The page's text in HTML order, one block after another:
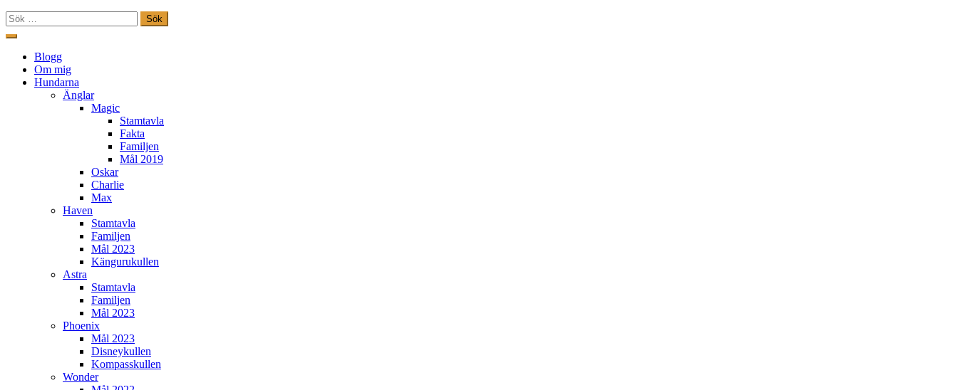
Sök
efter:
Hoppa
innehåll
Freestylehundar.se
Blogg
Om mig
Hundarna
Änglar
Magic
Stamtavla
Fakta
Familjen
Mål 2019
Oskar
Charlie
Max
Haven
Stamtavla
Familjen
Mål 2023
Kängurukullen
Astra
Stamtavla
Familjen
Mål 2023
Phoenix
Mål 2023
Disneykullen
Kompasskullen
Wonder